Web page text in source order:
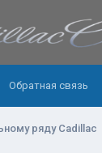
Обратная связь
ряду Cadillac